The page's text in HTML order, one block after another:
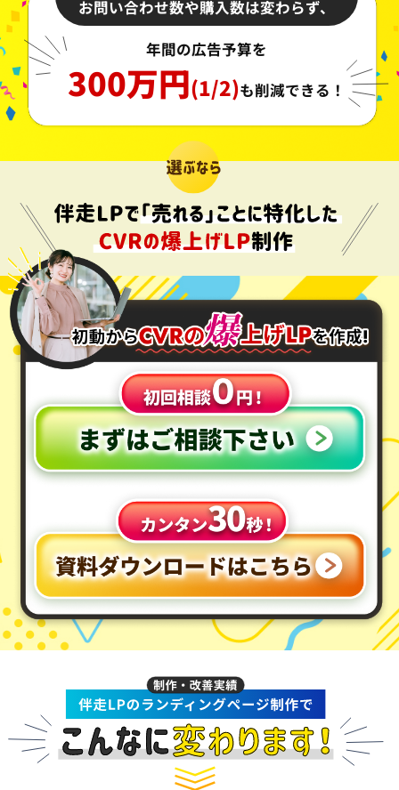
お問い合わせ数や購入数は変わらず、
年間の広告予算を
300万円(1/2)も削減できる！